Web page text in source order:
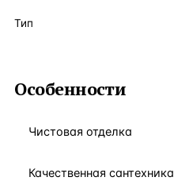
Тип
Особенности
Чистовая отделка
Качественная сантехника